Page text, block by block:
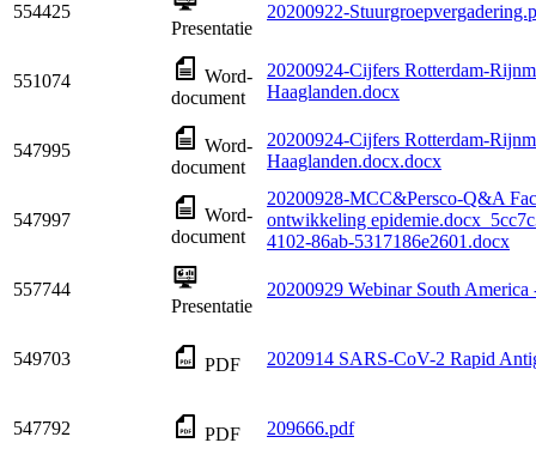
554425
Presentatie
20200922-
551074
Word-
document
20200924-Cijfers Rotterdam-
Haaglanden.docx
547995
Word-
document
20200924-Cijfers Rotterdam-
Haaglanden.docx.docx
547997
Word-
document
20200928-MCC&Persco-Q&A
ontwikkeling
4102-86ab-5317186e2601.docx
557744
Presentatie
20200929 Webinar South America
549703 PDF 2020914 SARS-CoV-2 Rapid
547792 PDF 209666.pdf